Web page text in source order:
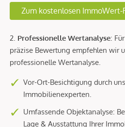
Zum kostenlosen ImmoWert-
2. Professionelle Wertanalyse:
präzise Bewertung empfehlen wir
professionelle Wertanalyse.
Vor-Ort-Besichtigung durch
Immobilienexperten.
Umfassende Objektanalyse:
Lage & Ausstattung Ihrer